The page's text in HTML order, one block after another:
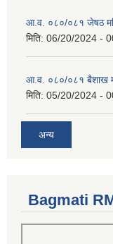
आ.व. ०८०/०८१ जेषठ
मिति: 06/20/2024 -
आ.व. ०८०/०८१ बैशाख
मिति: 05/20/2024 -
अन्य
Bagmati